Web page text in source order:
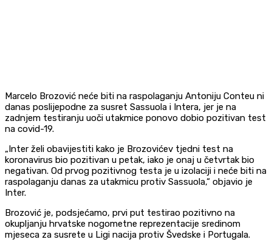
Marcelo Brozović neće biti na raspolaganju Antoniju Conteu ni
danas poslijepodne za susret Sassuola i Intera, jer je na
zadnjem testiranju uoči utakmice ponovo dobio pozitivan test
na covid-19.
„Inter želi obavijestiti kako je Brozovićev tjedni test na
koronavirus bio pozitivan u petak, iako je onaj u četvrtak bio
negativan. Od prvog pozitivnog testa je u izolaciji i neće biti na
raspolaganju danas za utakmicu protiv Sassuola,“ objavio je
Inter.
Brozović je, podsjećamo, prvi put testirao pozitivno na
okupljanju hrvatske nogometne reprezentacije sredinom
mjeseca za susrete u Ligi nacija protiv Švedske i Portugala.